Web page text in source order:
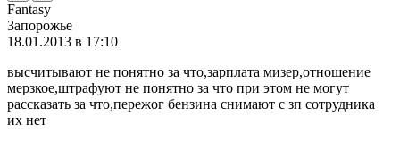
Fantasy
Запорожье
18.01.2013 в 17:10
высчитывают не понятно за что,зарплата мизер,отношение
мерзкое,штрафуют не понятно за что при этом не могут
рассказать за что,пережог бензина снимают с зп сотрудника
их нет